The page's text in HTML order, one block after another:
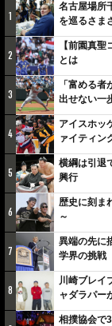
1
名古屋場所
を巡るさま
2
【前園真
とは
3
「富める
出せない一
4
アイスホッ
ァイティン
5
横綱は引退
興行
6
歴史に刻ま
～
7
異端の先に
学界の挑戦
8
川崎ブレイ
ャダラパー
しみでしか
相撲協会で